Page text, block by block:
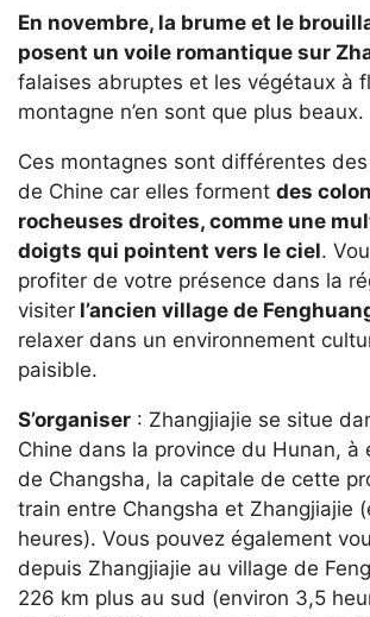
En novembre, la brume et le
posent un voile romantique sur
falaises abruptes et les végétaux à
montagne n’en sont que plus beaux.
Ces montagnes sont différentes
de Chine car elles forment des
rocheuses droites, comme une
doigts qui pointent vers le ciel.
profiter de votre présence dans la
visiter l’ancien village de
relaxer dans un environnement
paisible.
S’organiser : Zhangjiajie se situe
Chine dans la province du Hunan, à
de Changsha, la capitale de cette
train entre Changsha et Zhangjiajie
heures). Vous pouvez également
depuis Zhangjiajie au village de
226 km plus au sud (environ 3,5